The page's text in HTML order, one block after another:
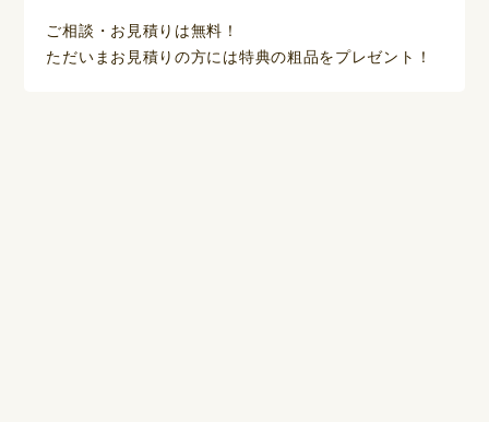
ご相談・お見積りは無料！
ただいまお見積りの方には特典の粗品をプレゼント！